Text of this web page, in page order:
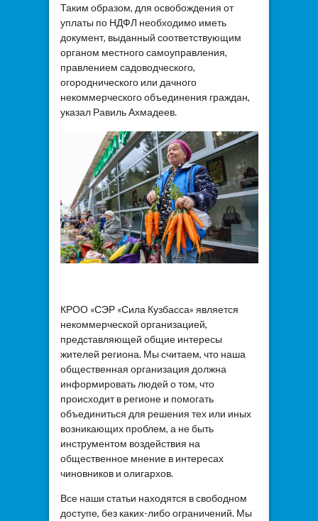
Таким образом, для освобождения от
уплаты по НДФЛ необходимо иметь
документ, выданный соответствующим
органом местного самоуправления,
правлением садоводческого,
огороднического или дачного
некоммерческого объединения граждан,
указал Равиль Ахмадеев.
КРОО «СЭР «Сила Кузбасса» является
некоммерческой организацией,
представляющей общие интересы
жителей региона. Мы считаем, что наша
общественная организация должна
информировать людей о том, что
происходит в регионе и помогать
объединиться для решения тех или иных
возникающих проблем, а не быть
инструментом воздействия на
общественное мнение в интересах
чиновников и олигархов.
Все наши статьи находятся в свободном
доступе, без каких-либо ограничений. Мы